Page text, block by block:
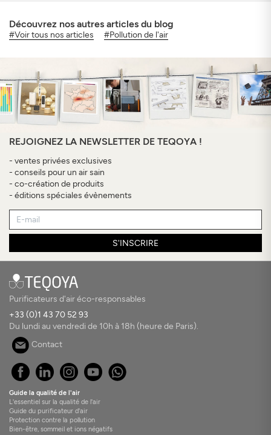
Découvrez nos autres articles du blog
#Voir tous nos articles #Pollution de l'air
REJOIGNEZ LA NEWSLETTER DE TEQOYA !
- ventes privées exclusives
- conseils pour un air sain
- co-création de produits
- éditions spéciales évènements
S'INSCRIRE
Purificateurs d'air éco-responsables
+33 (0)1 43 70 52 93
Du lundi au vendredi de 10h à 18h (heure de Paris).
Contact
Guide la qualité de l'air
L'essentiel sur la qualité de l'air
Guide du purificateur d'air
Protection contre la pollution
Bien-être, sommeil et ions négatifs